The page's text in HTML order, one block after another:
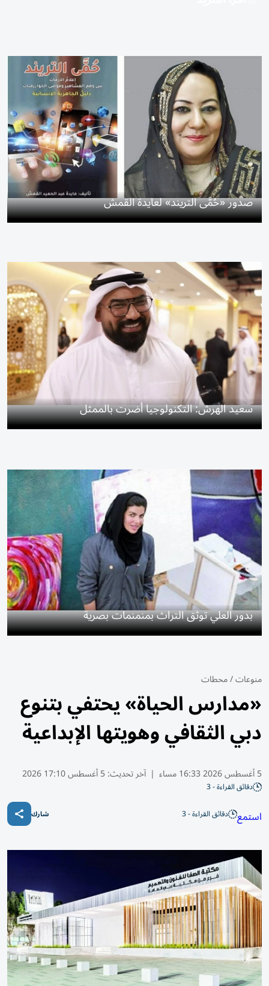
صدور «حُمَّى التريند» لعايدة القمش
سعيد الهرش: التكنولوجيا أضرت بالممثل
بدور العلي توثق التراث بمنمنمات بصرية
منوعات/محطات
«مدارس الحياة» يحتفي بتنوع
دبي الثقافي وهويتها الإبداعية
5 أغسطس 2026 16:33 مساء | آخر تحديث:5 أغسطس 17:10 2026
دقائق القراءة - 3
استمع دقائق القراءة - 3 شارك